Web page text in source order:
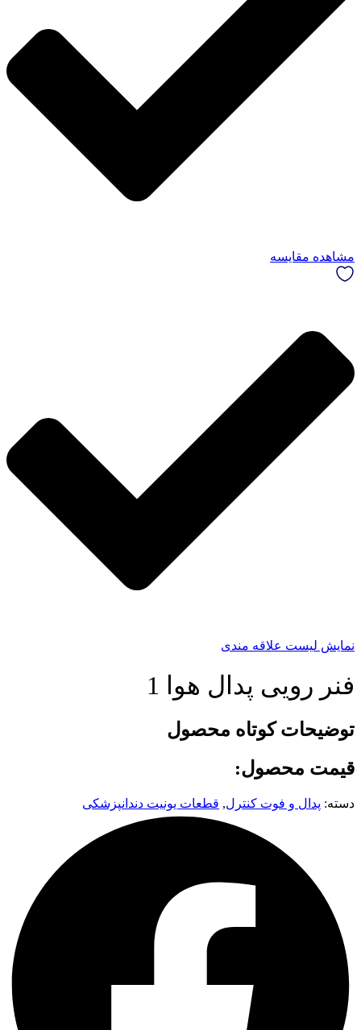
مشاهده مقایسه
نمایش لیست علاقه مندی
فنر رویی پدال هوا 1
توضیحات کوتاه محصول
قیمت محصول:
دسته: پدال و فوت کنترل, قطعات یونیت دندانپزشکی